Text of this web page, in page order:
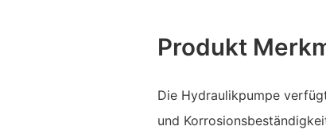
Produkt
Die Hydraulikpumpe
und